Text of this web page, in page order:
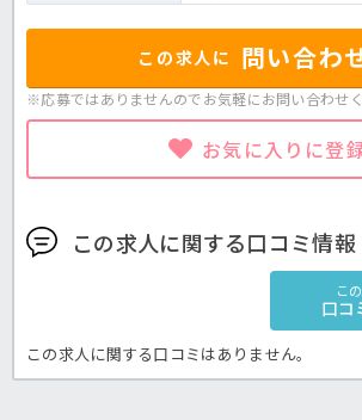
この求人に 問い合わ
※応募ではありませんのでお気軽にお問い合わせ
お気に入りに登
この求人に関する口コミ情報
こ
口コ
この求人に関する口コミはありません。